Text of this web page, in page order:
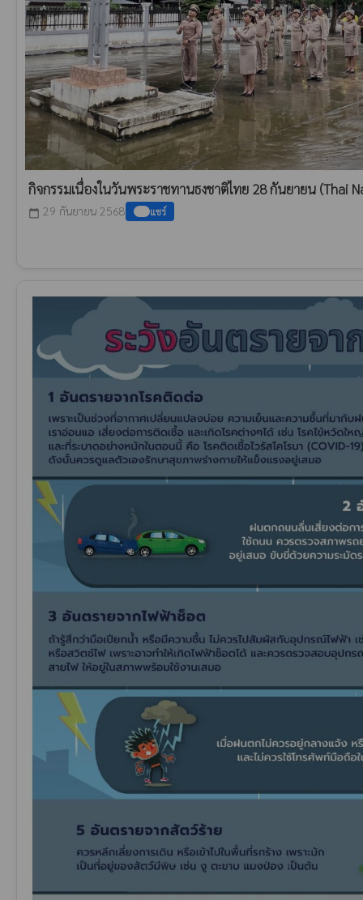
กิจกรรมเนื่องในวันพระราชทานธงชาติไทย 28 กันยายน (Thai
calendar_today 29 กันยายน 2568 แชร์